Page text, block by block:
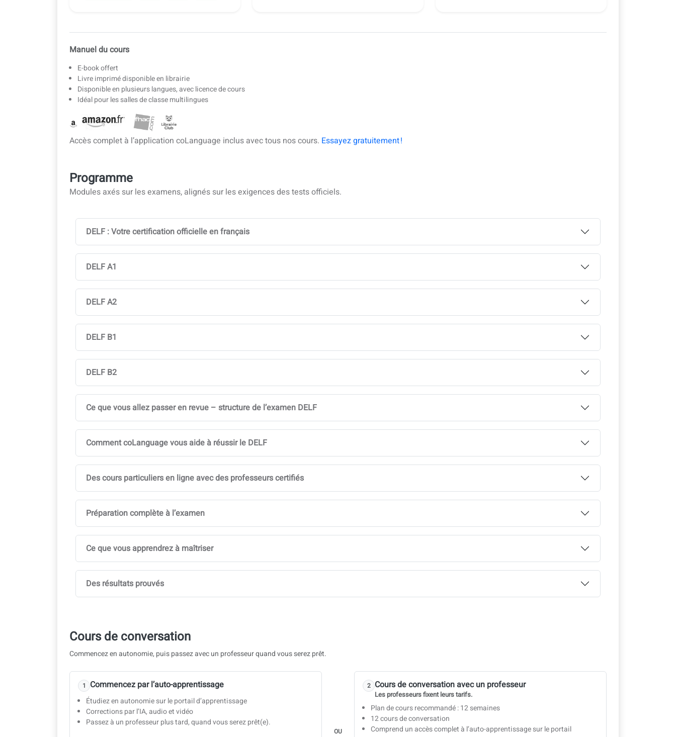
Manuel du cours
E-book offert
Livre imprimé disponible en librairie
Disponible en plusieurs langues, avec licence de cours
Idéal pour les salles de classe multilingues
Accès complet à l’application coLanguage inclus avec tous nos cours. Essayez gratuitement !
Programme
Modules axés sur les examens, alignés sur les exigences des tests officiels.
DELF : Votre certification officielle en français
DELF A1
DELF A2
DELF B1
DELF B2
Ce que vous allez passer en revue – structure de l’examen DELF
Comment coLanguage vous aide à réussir le DELF
Des cours particuliers en ligne avec des professeurs certifiés
Préparation complète à l’examen
Ce que vous apprendrez à maîtriser
Des résultats prouvés
Cours de conversation
Commencez en autonomie, puis passez avec un professeur quand vous serez prêt.
1 Commencez par l’auto-apprentissage
Étudiez en autonomie sur le portail d’apprentissage
Corrections par l’IA, audio et vidéo
Passez à un professeur plus tard, quand vous serez prêt(e).
OU
2 Cours de conversation avec un professeur
Les professeurs fixent leurs tarifs.
Plan de cours recommandé : 12 semaines
12 cours de conversation
Comprend un accès complet à l’auto-apprentissage sur le portail